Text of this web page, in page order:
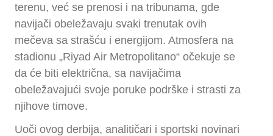
terenu, već se prenosi i na tribunama, gde
navijači obeležavaju svaki trenutak ovih
mečeva sa strašću i energijom. Atmosfera na
stadionu „Riyad Air Metropolitano“ očekuje se
da će biti električna, sa navijačima
obeležavajući svoje poruke podrške i strasti za
njihove timove.
Uoči ovog derbija, analitičari i sportski novinari